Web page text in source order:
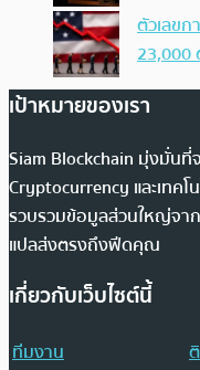
ตัวเลข
23,000
เป้าหมายของเรา
Siam Blockchain มุ่งมั่นที่
Cryptocurrency และเทคโ
รวบรวมข้อมูลส่วนใหญ่จาก
แปลส่งตรงถึงฟีดคุณ
เกี่ยวกับเว็บไซต์นี้
ทีมงาน